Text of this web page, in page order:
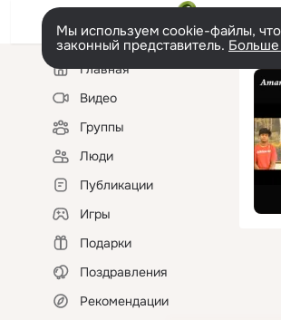
Мы используем cookie-файлы,
законный представитель.
Левая
колонкаГлавная
Видео
Группы
Люди
Публикации
Игры
Подарки
Поздравления
Рекомендации